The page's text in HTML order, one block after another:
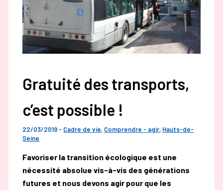
Gratuité des transports,
c’est possible !
22/03/2019 - Cadre de vie, Comprendre - agir, Hauts-de-
Seine
Favoriser la transition écologique est une
nécessité absolue vis-à-vis des générations
futures et nous devons agir pour que les